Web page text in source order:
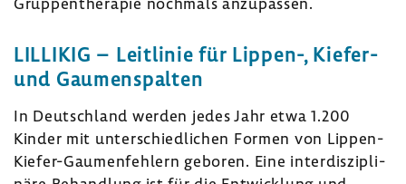
LILLIKIG – Leit­linie für Lippen-, Kiefer-
und Gaumen­spalten
In Deutsch­land werden jedes Jahr etwa 1.200
Kinder mit unter­schied­li­chen Formen von Lippen-​
Kiefer-Gaumenfehlern geboren. Eine inter­dis­zi­pli­